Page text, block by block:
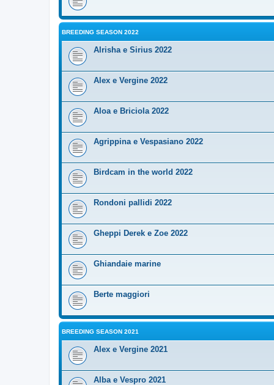
BREEDING SEASON 2022
Alrisha e Sirius 2022
Alex e Vergine 2022
Aloa e Briciola 2022
Agrippina e Vespasiano 2022
Birdcam in the world 2022
Rondoni pallidi 2022
Gheppi Derek e Zoe 2022
Ghiandaie marine
Berte maggiori
BREEDING SEASON 2021
Alex e Vergine 2021
Alba e Vespro 2021